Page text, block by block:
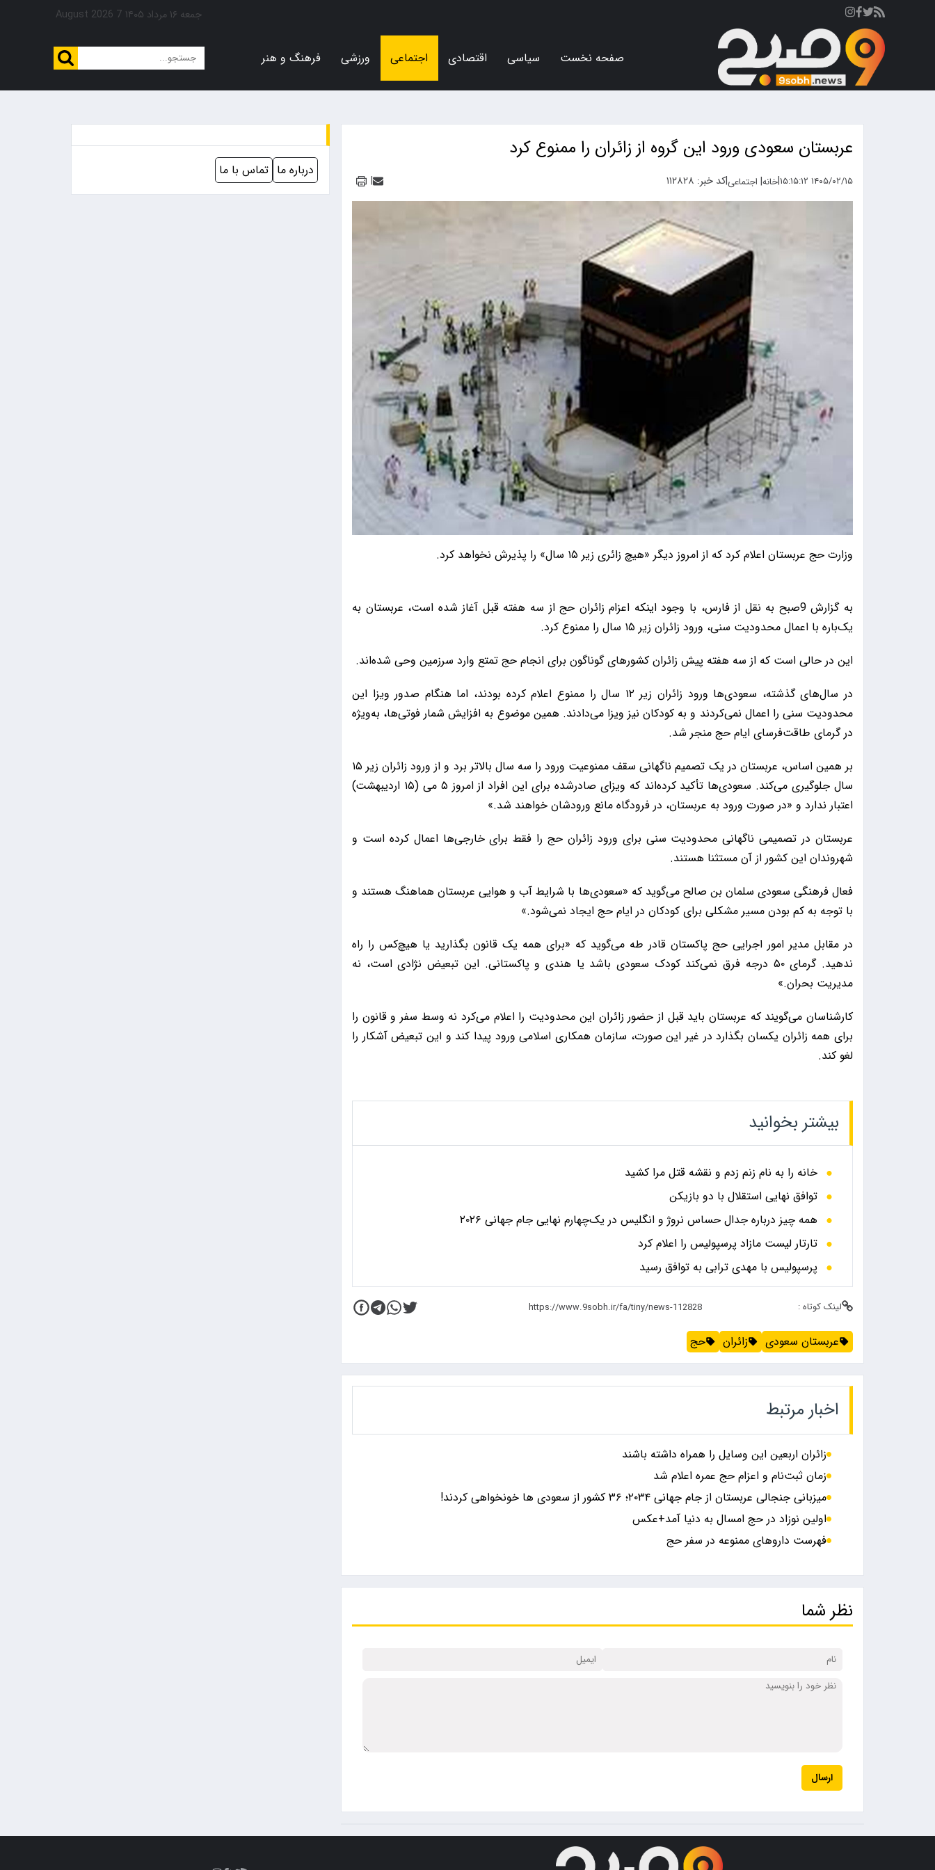
جمعه ۱۶ مرداد ۱۴۰۵ 7 August 2026
صفحه نخست سیاسی اقتصادی اجتماعی ورزشی فرهنگ و هنر
عربستان سعودی ورود این گروه از زائران را ممنوع کرد
۱۴۰۵/۰۲/۱۵ ۱۵:۱۵:۱۲ |خانه| اجتماعی|کد خبر: ۱۱۲۸۲۸ |
وزارت حج عربستان اعلام کرد که از امروز دیگر «هیچ زائری زیر ۱۵ سال» را پذیرش نخواهد کرد.
به گزارش 9صبح به نقل از فارس، با وجود اینکه اعزام زائران حج از سه هفته قبل آغاز شده است، عربستان به‌
یک‌باره با اعمال محدودیت سنی، ورود زائران زیر ۱۵ سال را ممنوع کرد.
این در حالی است که از سه هفته پیش زائران کشورهای گوناگون برای انجام حج تمتع وارد سرزمین وحی شده‌اند.
در سال‌های گذشته، سعودی‌ها ورود زائران زیر ۱۲ سال را ممنوع اعلام کرده بودند، اما هنگام صدور ویزا این
محدودیت سنی را اعمال نمی‌کردند و به کودکان نیز ویزا می‌دادند. همین موضوع به افزایش شمار فوتی‌ها، به‌ویژه
در گرمای طاقت‌فرسای ایام حج منجر شد.
بر همین اساس، عربستان در یک تصمیم ناگهانی سقف ممنوعیت ورود را سه سال بالاتر برد و از ورود زائران زیر ۱۵
سال جلوگیری می‌کند. سعودی‌ها تأکید کرده‌اند که ویزای صادرشده برای این افراد از امروز ۵ می (۱۵ اردیبهشت)
اعتبار ندارد و «در صورت ورود به عربستان، در فرودگاه مانع ورودشان خواهند شد.»
عربستان در تصمیمی ناگهانی محدودیت سنی برای ورود زائران حج را فقط برای خارجی‌ها اعمال کرده است و
شهروندان این کشور از آن مستثنا هستند.
فعال فرهنگی سعودی سلمان بن صالح می‌گوید که «سعودی‌ها با شرایط آب و هوایی عربستان هماهنگ هستند و
با توجه به کم بودن مسیر مشکلی برای کودکان در ایام حج ایجاد نمی‌شود.»
در مقابل مدیر امور اجرایی حج پاکستان قادر طه می‌گوید که «برای همه یک قانون بگذارید یا هیچ‌کس را راه
ندهید. گرمای ۵۰ درجه فرق نمی‌کند کودک سعودی باشد یا هندی و پاکستانی. این تبعیض نژادی است، نه
مدیریت بحران.»
کارشناسان می‌گویند که عربستان باید قبل از حضور زائران این محدودیت را اعلام می‌کرد نه وسط سفر و قانون را
برای همه زائران یکسان بگذارد در غیر این صورت، سازمان همکاری اسلامی ورود پیدا کند و این تبعیض آشکار را
لغو کند.
بیشتر بخوانید
خانه را به نام زنم زدم و نقشه قتل مرا کشید
توافق نهایی استقلال با دو بازیکن
همه چیز درباره جدال حساس نروژ و انگلیس در یک‌چهارم نهایی جام جهانی ۲۰۲۶
تارتار لیست مازاد پرسپولیس را اعلام کرد
پرسپولیس با مهدی ترابی به توافق رسید
لینک کوتاه :
عربستان سعودی زائران حج
اخبار مرتبط
زائران اربعین این وسایل را همراه داشته باشند
زمان ثبت‌نام و اعزام حج عمره اعلام شد
میزبانی جنجالی عربستان از جام جهانی ۲۰۳۴؛ ۳۶ کشور از سعودی ها خونخواهی کردند!
اولین نوزاد در حج امسال به دنیا آمد+عکس
فهرست داروهای ممنوعه در سفر حج
نظر شما
ارسال
درباره ما تماس با ما